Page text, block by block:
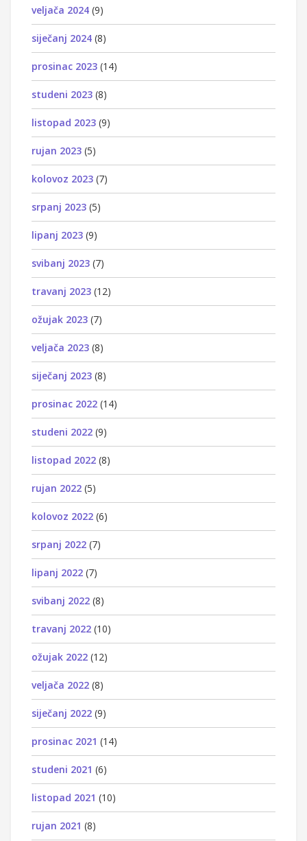
veljača 2024 (9)
siječanj 2024 (8)
prosinac 2023 (14)
studeni 2023 (8)
listopad 2023 (9)
rujan 2023 (5)
kolovoz 2023 (7)
srpanj 2023 (5)
lipanj 2023 (9)
svibanj 2023 (7)
travanj 2023 (12)
ožujak 2023 (7)
veljača 2023 (8)
siječanj 2023 (8)
prosinac 2022 (14)
studeni 2022 (9)
listopad 2022 (8)
rujan 2022 (5)
kolovoz 2022 (6)
srpanj 2022 (7)
lipanj 2022 (7)
svibanj 2022 (8)
travanj 2022 (10)
ožujak 2022 (12)
veljača 2022 (8)
siječanj 2022 (9)
prosinac 2021 (14)
studeni 2021 (6)
listopad 2021 (10)
rujan 2021 (8)